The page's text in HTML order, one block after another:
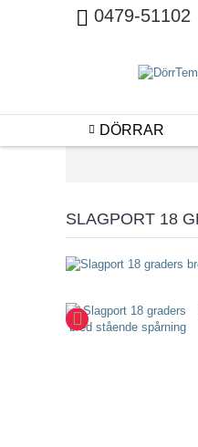
0479-51102
DÖRRAR
SLAGPORT 18